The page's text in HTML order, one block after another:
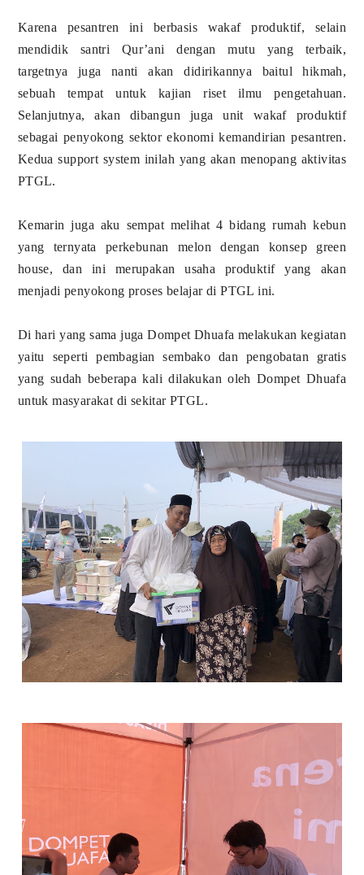
Karena pesantren ini berbasis wakaf produktif, selain
mendidik santri Qur’ani dengan mutu yang terbaik,
targetnya juga nanti akan didirikannya baitul hikmah,
sebuah tempat untuk kajian riset ilmu pengetahuan.
Selanjutnya, akan dibangun juga unit wakaf produktif
sebagai penyokong sektor ekonomi kemandirian pesantren.
Kedua support system inilah yang akan menopang aktivitas
PTGL.
Kemarin juga aku sempat melihat 4 bidang rumah kebun
yang ternyata perkebunan melon dengan konsep green
house, dan ini merupakan usaha produktif yang akan
menjadi penyokong proses belajar di PTGL ini.
Di hari yang sama juga Dompet Dhuafa melakukan kegiatan
yaitu seperti pembagian sembako dan pengobatan gratis
yang sudah beberapa kali dilakukan oleh Dompet Dhuafa
untuk masyarakat di sekitar PTGL.